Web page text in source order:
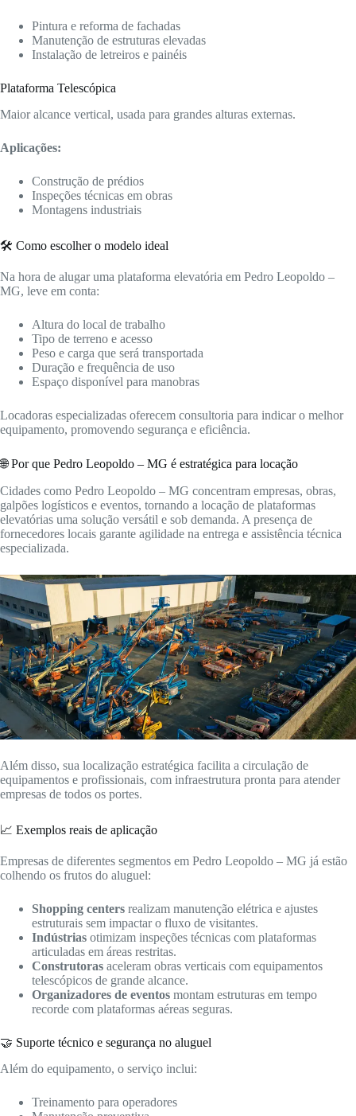
Pintura e reforma de fachadas
Manutenção de estruturas elevadas
Instalação de letreiros e painéis
Plataforma Telescópica
Maior alcance vertical, usada para grandes alturas externas.
Aplicações:
Construção de prédios
Inspeções técnicas em obras
Montagens industriais
🛠️ Como escolher o modelo ideal
Na hora de alugar uma plataforma elevatória em Pedro Leopoldo –
MG, leve em conta:
Altura do local de trabalho
Tipo de terreno e acesso
Peso e carga que será transportada
Duração e frequência de uso
Espaço disponível para manobras
Locadoras especializadas oferecem consultoria para indicar o melhor
equipamento, promovendo segurança e eficiência.
🌐 Por que Pedro Leopoldo – MG é estratégica para locação
Cidades como Pedro Leopoldo – MG concentram empresas, obras,
galpões logísticos e eventos, tornando a locação de plataformas
elevatórias uma solução versátil e sob demanda. A presença de
fornecedores locais garante agilidade na entrega e assistência técnica
especializada.
Além disso, sua localização estratégica facilita a circulação de
equipamentos e profissionais, com infraestrutura pronta para atender
empresas de todos os portes.
📈 Exemplos reais de aplicação
Empresas de diferentes segmentos em Pedro Leopoldo – MG já estão
colhendo os frutos do aluguel:
Shopping centers realizam manutenção elétrica e ajustes
estruturais sem impactar o fluxo de visitantes.
Indústrias otimizam inspeções técnicas com plataformas
articuladas em áreas restritas.
Construtoras aceleram obras verticais com equipamentos
telescópicos de grande alcance.
Organizadores de eventos montam estruturas em tempo
recorde com plataformas aéreas seguras.
🤝 Suporte técnico e segurança no aluguel
Além do equipamento, o serviço inclui:
Treinamento para operadores